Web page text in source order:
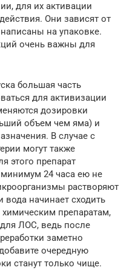
для их активации
Они зависят от
на упаковке.
очень важны для
большая часть
для активизации
дозировки
объем чем яма) и
В случае с
могут также
этого препарат
24 часа ею не
растворяют
начинает сходить
препаратам,
ЛОС, ведь после
заметно
очередную
станут только чище.